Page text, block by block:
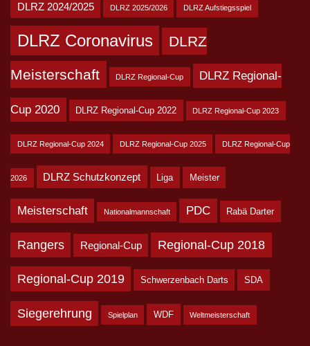
DLRZ 2024/2025 DLRZ 2025/2026 DLRZ Aufstiegsspiel
DLRZ Coronavirus DLRZ
Meisterschaft DLRZ Regional-Cup DLRZ Regional-
Cup 2020 DLRZ Regional-Cup 2022 DLRZ Regional-Cup 2023
DLRZ Regional-Cup 2024 DLRZ Regional-Cup 2025 DLRZ Regional-Cup
2026 DLRZ Schutzkonzept Liga Meister
Meisterschaft Nationalmannschaft PDC Rabä Darter
Rangers Regional-Cup Regional-Cup 2018
Regional-Cup 2019 Schwerzenbach Darts SDA
Siegerehrung Spielplan WDF Weltmeisterschaft